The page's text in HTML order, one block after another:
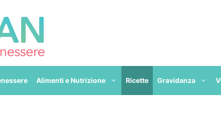
Alimenti e Nutrizione Ricette Gravidanza